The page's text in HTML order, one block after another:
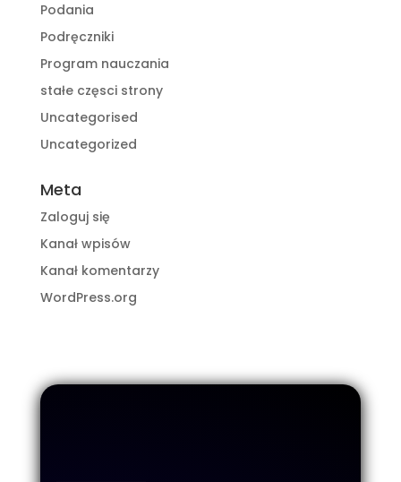
Podania
Podręczniki
Program nauczania
stałe częsci strony
Uncategorised
Uncategorized
Meta
Zaloguj się
Kanał wpisów
Kanał komentarzy
WordPress.org